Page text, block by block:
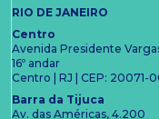
RIO DE JANEIRO
Centro
Avenida Presidente
16º andar
Centro | RJ | CEP: 20071-
Barra da Tijuca
Av. das Américas, 4.200